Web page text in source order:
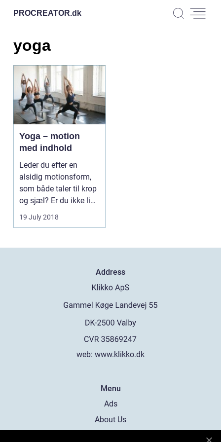
PROCREATOR.dk
yoga
Yoga – motion
med indhold
Leder du efter en
alsidig motionsform,
som både taler til krop
og sjæl? Er du ikke lige
...
19 July 2018
Address
web: www.klikko.dk
Menu
Ads
About Us